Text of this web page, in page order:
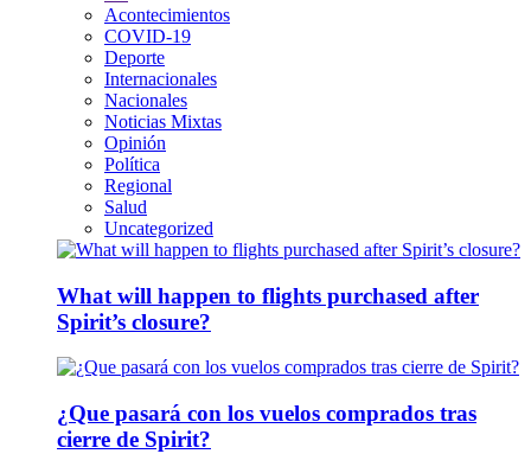
Acontecimientos
COVID-19
Deporte
Internacionales
Nacionales
Noticias Mixtas
Opinión
Política
Regional
Salud
Uncategorized
What will happen to flights purchased after
Spirit’s closure?
¿Que pasará con los vuelos comprados tras
cierre de Spirit?